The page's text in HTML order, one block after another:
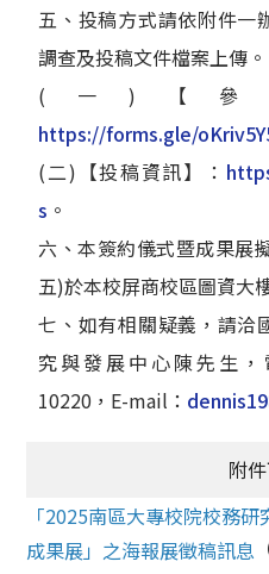
五、投稿方式請依附件一
調查及投稿文件檔案上傳。
(一)【參
https://forms.gle/
(二)【投稿資訊】：
s 。
六、本簽約儀式暨成果展
五)於本校屏商校區圖資大
七、如有相關疑義，請洽
究與發展中心陳先生，
10220，E-mail：
附
「2025南區大專校院校務
成果展」之海報展徵稿訊息